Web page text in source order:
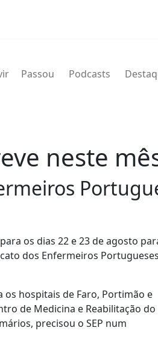
Passou Podcasts
neste
os dias 22 e 23 de agosto
dos Enfermeiros Portugueses
hospitais de Faro, Portimão e
de Medicina e Reabilitação do
precisou o SEP num